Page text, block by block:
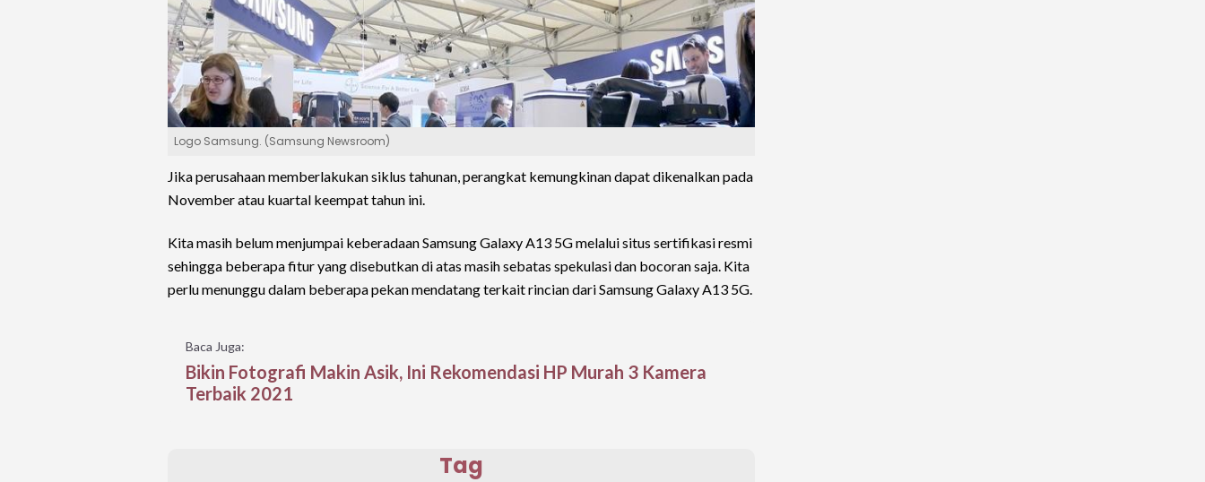
Logo Samsung. (Samsung Newsroom)
Jika perusahaan memberlakukan siklus tahunan, perangkat kemungkinan dapat dikenalkan pada
November atau kuartal keempat tahun ini.
Kita masih belum menjumpai keberadaan Samsung Galaxy A13 5G melalui situs sertifikasi resmi
sehingga beberapa fitur yang disebutkan di atas masih sebatas spekulasi dan bocoran saja. Kita
perlu menunggu dalam beberapa pekan mendatang terkait rincian dari Samsung Galaxy A13 5G.
Baca Juga:
Bikin Fotografi Makin Asik, Ini Rekomendasi HP Murah 3 Kamera
Terbaik 2021
Tag